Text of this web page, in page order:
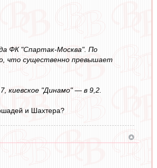
ФК "Спартак-Москва". По
что существенно превышает
киевское "Динамо" — в 9,2.
и Шахтера?